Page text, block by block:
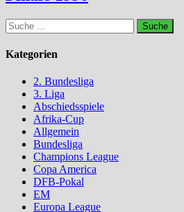
Suche
nach:
Kategorien
2. Bundesliga
3. Liga
Abschiedsspiele
Afrika-Cup
Allgemein
Bundesliga
Champions League
Copa America
DFB-Pokal
EM
Europa League